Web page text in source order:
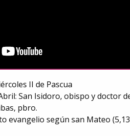
II de Pascua
San Isidoro, obispo y doctor
pbro.
evangelio según san Mateo